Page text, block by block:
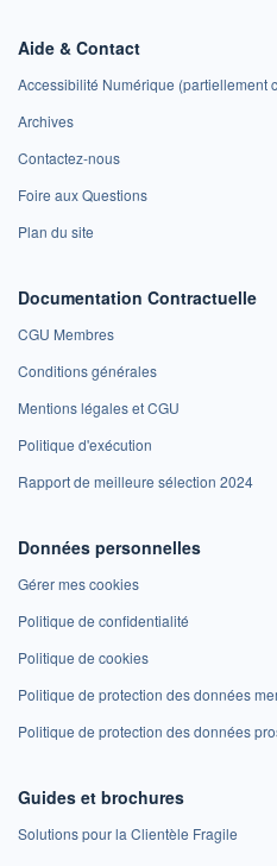
Aide & Contact
Accessibilité Numérique (partiellement
Archives
Contactez-nous
Foire aux Questions
Plan du site
Documentation Contractuelle
CGU Membres
Conditions générales
Mentions légales et CGU
Politique d'exécution
Rapport de meilleure sélection 2024
Données personnelles
Gérer mes cookies
Politique de confidentialité
Politique de cookies
Politique de protection des données
Politique de protection des données
Guides et brochures
Solutions pour la Clientèle Fragile